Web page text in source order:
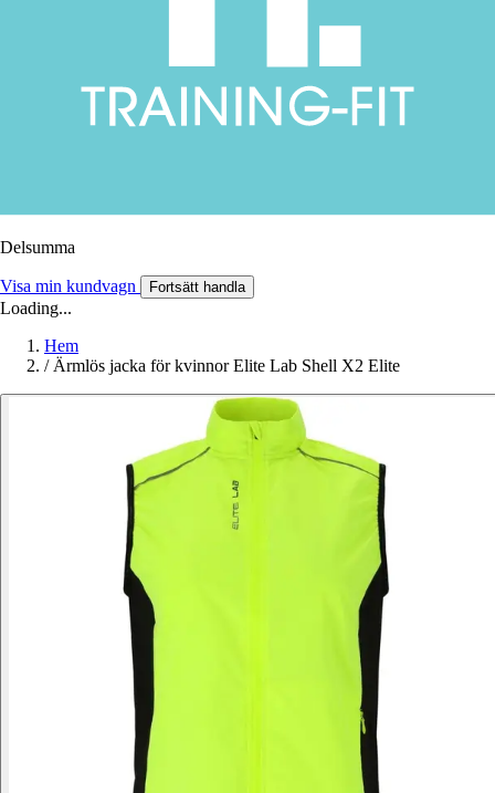
Delsumma
Visa min kundvagn Fortsätt handla
Loading...
Hem
/ Ärmlös jacka för kvinnor Elite Lab Shell X2 Elite